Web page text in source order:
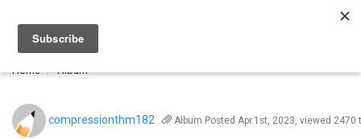
Home Album
compressionthm182 Album Posted Apr.1st, 2023, viewed 2470